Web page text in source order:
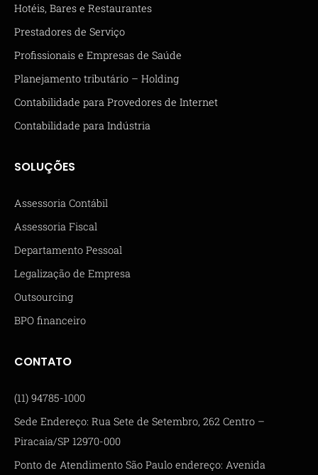
Hotéis, Bares e Restaurantes
Prestadores de Serviço
Profissionais e Empresas de Saúde
Planejamento tributário – Holding
Contabilidade para Provedores de Internet
Contabilidade para Indústria
SOLUÇÕES
Assessoria Contábil
Assessoria Fiscal
Departamento Pessoal
Legalização de Empresa
Outsourcing
BPO financeiro
CONTATO
(11) 94785-1000
Sede Endereço: Rua Sete de Setembro, 262 Centro –
Piracaia/SP 12970-000
Ponto de Atendimento São Paulo endereço: Avenida